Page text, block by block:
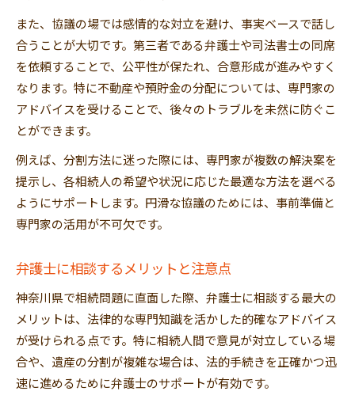
また、協議の場では感情的な対立を避け、事実ベースで話し
合うことが大切です。第三者である弁護士や司法書士の同席
を依頼することで、公平性が保たれ、合意形成が進みやすく
なります。特に不動産や預貯金の分配については、専門家の
アドバイスを受けることで、後々のトラブルを未然に防ぐこ
とができます。
例えば、分割方法に迷った際には、専門家が複数の解決案を
提示し、各相続人の希望や状況に応じた最適な方法を選べる
ようにサポートします。円滑な協議のためには、事前準備と
専門家の活用が不可欠です。
弁護士に相談するメリットと注意点
神奈川県で相続問題に直面した際、弁護士に相談する最大の
メリットは、法律的な専門知識を活かした的確なアドバイス
が受けられる点です。特に相続人間で意見が対立している場
合や、遺産の分割が複雑な場合は、法的手続きを正確かつ迅
速に進めるために弁護士のサポートが有効です。